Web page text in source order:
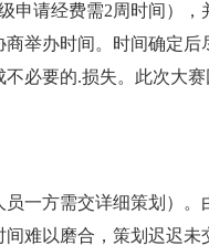
申请经费需2周时间），
举办时间。时间确定后
必要的.损失。此次大赛
一方需交详细策划）。
难以磨合，策划迟迟未